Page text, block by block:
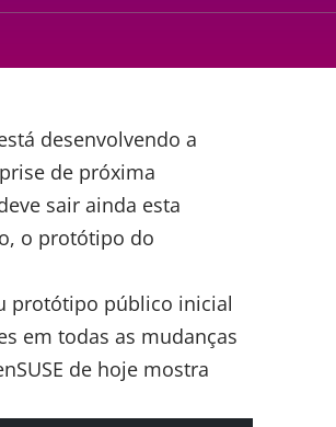
desenvolvendo a
de próxima
sair ainda esta
o protótipo do
protótipo público inicial
em todas as mudanças
de hoje mostra